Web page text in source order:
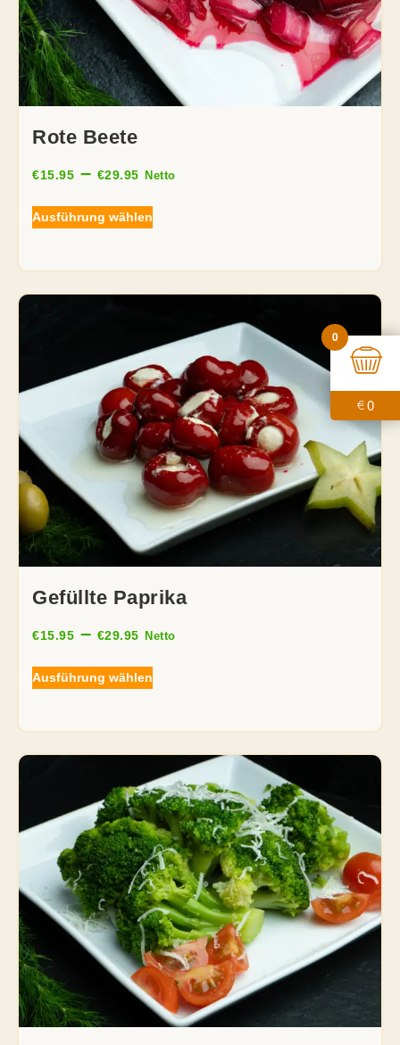
Rote Beete
€15.95 – €29.95 Netto
Ausführung wählen
Gefüllte Paprika
€15.95 – €29.95 Netto
Ausführung wählen
0
€0